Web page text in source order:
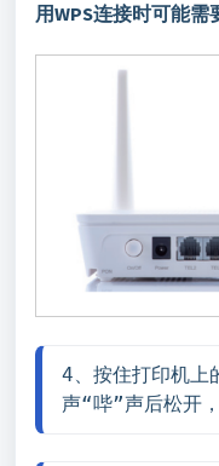
用WPS连接时可能需
4、按住打印机上
声“哔”声后松开